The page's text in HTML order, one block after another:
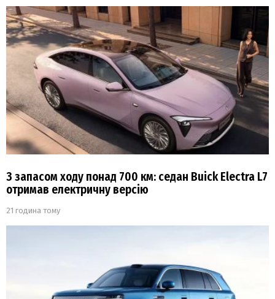
З запасом ходу понад 700 км: седан Buick Electra L7
отримав електричну версію
21 година тому